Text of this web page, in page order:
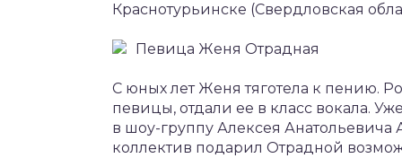
Краснотурьинске (Свердловская
Певица Женя Отрадная
С юных лет Женя тяготела к пению.
певицы, отдали ее в класс вокала.
в шоу-группу Алексея
коллектив подарил Отрадной